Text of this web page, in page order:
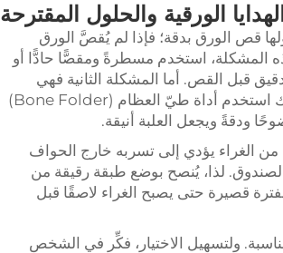
الورقية والحلول المقترحة
قص الورق بدقة؛ فإذا لم يُقصَّ الورق
المشكلة، استخدم مسطرةً ومقصًّا حادًّا أو
قبل القص. أما المشكلة الثانية فهي
الطيّ؛ فإذا لم يكن الطيّ منتظمًا، ستبدو العلبة غير متناسقة. ولذلك استخدم أداة طيّ العظام (Bone Folder)
ودقةً ويجعل العلبة أنيقة.
من الغراء يؤدي إلى تسربه خارج الحواف
لذا، يُنصح بوضع طبقة رقيقة من
لفترة قصيرة حتى يصبح الغراء لاصقًا قبل
ولتسهيل الاختيار، فكِّر في الشخص